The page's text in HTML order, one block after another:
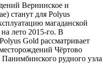
Вернинское и
станут для Polyus
магаданской
лето 2015-го. В
Gold рассматривает
Чёртово
рудного узла